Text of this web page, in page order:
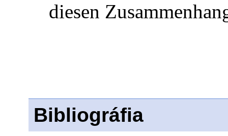
diesen
Bibliográfia